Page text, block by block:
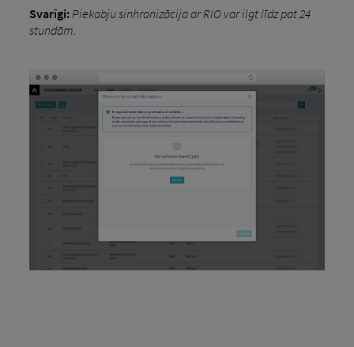
Svarīgi: Piekabju sinhronizācija ar RIO var ilgt līdz pat 24
stundām.